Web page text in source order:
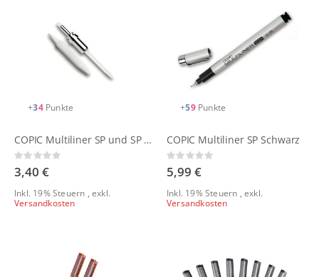
+34 Punkte
COPIC Multiliner SP und SP Color Ersatzspitzen
Rating:
0%
3,40 €
Inkl. 19% Steuern ,exkl.
Versandkosten
+59 Punkte
COPIC Multiliner SP Schwarz
Rating:
0%
5,99 €
Inkl. 19% Steuern ,exkl.
Versandkosten